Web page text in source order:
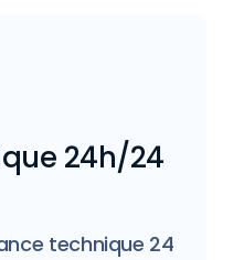
24h/24
technique 24